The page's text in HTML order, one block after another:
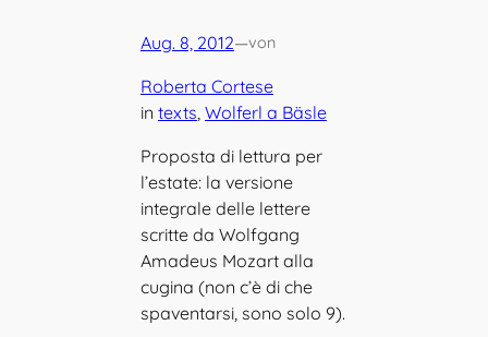
Aug. 8, 2012—von
Roberta Cortese
in texts, Wolferl a Bäsle
Proposta di lettura per
l’estate: la versione
integrale delle lettere
scritte da Wolfgang
Amadeus Mozart alla
cugina (non c’è di che
spaventarsi, sono solo 9).